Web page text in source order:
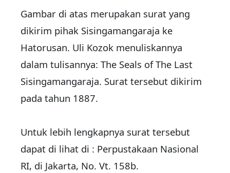
Gambar di atas merupakan surat yang
dikirim pihak Sisingamangaraja ke
Hatorusan. Uli Kozok menuliskannya
dalam tulisannya: The Seals of The Last
Sisingamangaraja. Surat tersebut dikirim
pada tahun 1887.
Untuk lebih lengkapnya surat tersebut
dapat di lihat di : Perpustakaan Nasional
RI, di Jakarta, No. Vt. 158b.